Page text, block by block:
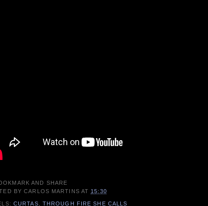
BYCARLOS MARTINS AT 15:30
CURTAS THROUGH FIRE SHE CALLS